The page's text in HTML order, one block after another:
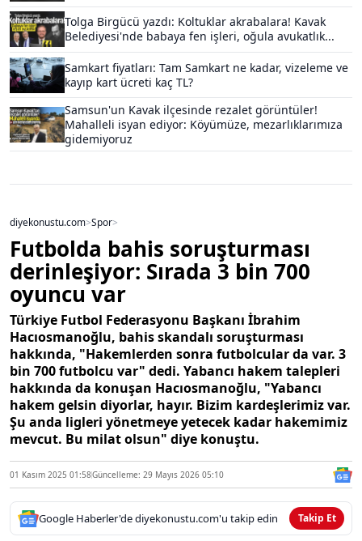
Tolga Birgücü yazdı: Koltuklar akrabalara! Kavak
Belediyesi'nde babaya fen işleri, oğula avukatlık...
Samkart fiyatları: Tam Samkart ne kadar, vizeleme ve
kayıp kart ücreti kaç TL?
Samsun'un Kavak ilçesinde rezalet görüntüler!
Mahalleli isyan ediyor: Köyümüze, mezarlıklarımıza
gidemiyoruz
diyekonustu.com>Spor>
Futbolda bahis soruşturması
derinleşiyor: Sırada 3 bin 700
oyuncu var
Türkiye Futbol Federasyonu Başkanı İbrahim
Hacıosmanoğlu, bahis skandalı soruşturması
hakkında, "Hakemlerden sonra futbolcular da var. 3
bin 700 futbolcu var" dedi. Yabancı hakem talepleri
hakkında da konuşan Hacıosmanoğlu, "Yabancı
hakem gelsin diyorlar, hayır. Bizim kardeşlerimiz var.
Şu anda ligleri yönetmeye yetecek kadar hakemimiz
mevcut. Bu milat olsun" diye konuştu.
01 Kasım 2025 01:58Güncelleme: 29 Mayıs 2026 05:10
Google Haberler'de diyekonustu.com'u takip edin Takip Et